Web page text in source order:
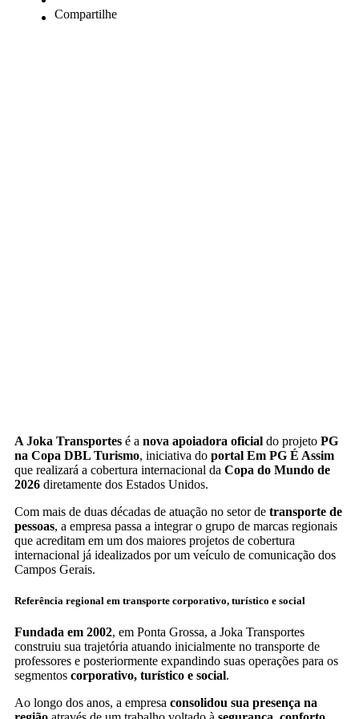
Compartilhe
A Joka Transportes é a nova apoiadora oficial do projeto PG
na Copa DBL Turismo, iniciativa do portal Em PG É Assim
que realizará a cobertura internacional da Copa do Mundo de
2026 diretamente dos Estados Unidos.
Com mais de duas décadas de atuação no setor de transporte de
pessoas, a empresa passa a integrar o grupo de marcas regionais
que acreditam em um dos maiores projetos de cobertura
internacional já idealizados por um veículo de comunicação dos
Campos Gerais.
Referência regional em transporte corporativo, turístico e social
Fundada em 2002, em Ponta Grossa, a Joka Transportes
construiu sua trajetória atuando inicialmente no transporte de
professores e posteriormente expandindo suas operações para os
segmentos corporativo, turístico e social.
Ao longo dos anos, a empresa consolidou sua presença na